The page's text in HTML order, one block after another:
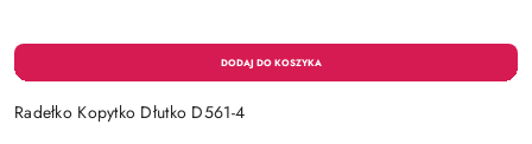
Radełko Kopytko Dłutko D561-4